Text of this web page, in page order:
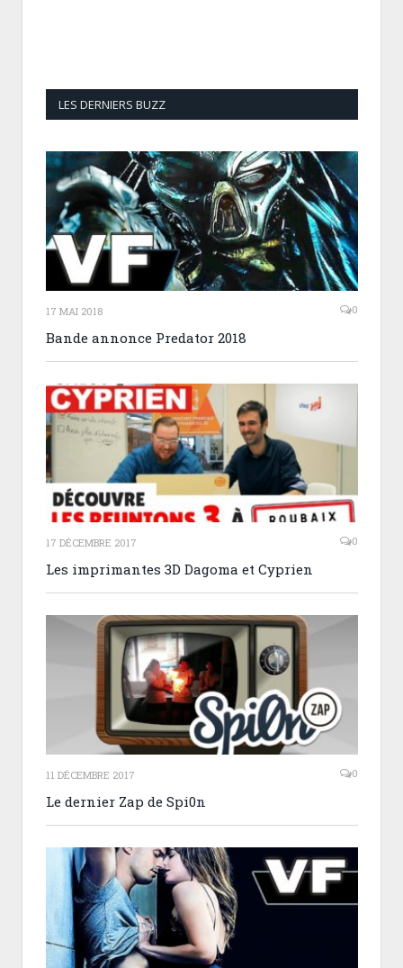
LES DERNIERS BUZZ
17 MAI 2018 0
Bande annonce Predator 2018
17 DÉCEMBRE 2017 0
Les imprimantes 3D Dagoma et Cyprien
11 DÉCEMBRE 2017 0
Le dernier Zap de Spi0n